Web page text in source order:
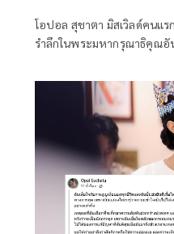
โอปอล สุชาตา มิสเวิลด์คนแ
รำลึกในพระมหากรุณาธิคุณอั
เป็นแรงบันดาลใจให้ดำเนินชี
ภายใน และการทำประโยชน์